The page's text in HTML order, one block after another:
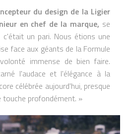
du design de la Ligier
en chef de la marque, se
c'était un pari. Nous étions une
face aux géants de la Formule
immense de bien faire.
l'audace et l'élégance à la
célébrée aujourd'hui, presque
profondément. »